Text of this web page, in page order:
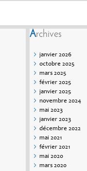
Archives
janvier 2026
octobre 2025
mars 2025
février 2025
janvier 2025
novembre 2024
mai 2023
janvier 2023
décembre 2022
mai 2021
février 2021
mai 2020
mars 2020